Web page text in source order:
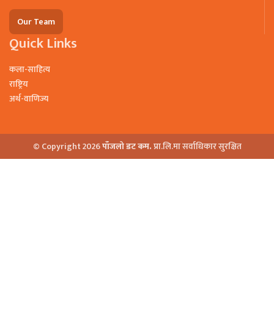
Our Team
Quick Links
कला-साहित्य
राष्ट्रिय
अर्थ-वाणिज्य
© Copyright 2026पाँजलो डट कम.प्रा.लि.मा सर्वाधिकार सुरक्षित